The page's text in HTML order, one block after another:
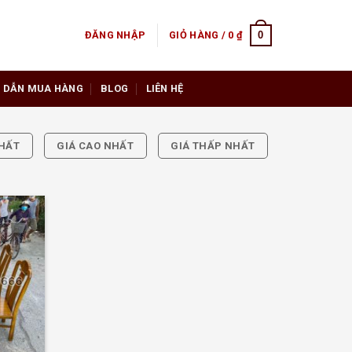
ĐĂNG NHẬP GIỎ HÀNG / 0 ₫ 0
DẪN MUA HÀNG BLOG LIÊN HỆ
GIÁ CAO NHẤT GIÁ THẤP NHẤT